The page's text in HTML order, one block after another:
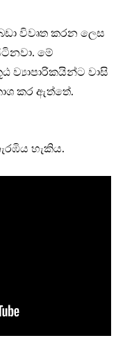
විවෘත කරන ලෙස
මේ
ව්‍යාපාරිකයින්ට වාසි
කර ඇත්තේ.
හැකිය.